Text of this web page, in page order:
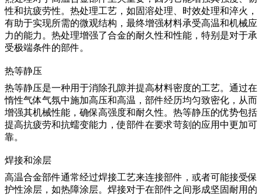
性和抗疲劳性。热处理工艺，如固溶处理、时效处理和淬火，
有助于实现所需的微观结构，最终增强材料承受高温和机械应
力的能力。 热处理增强了合金的耐久性和性能，特别是对于承
受极端条件的部件。
热等静压
热等静压是一种用于消除孔隙并提高材料密度的工艺。通过在
惰性气体气氛中施加高压和高温，部件经历均匀致密化，从而
增强其机械性能，确保高强度和耐久性。 热等静压的优势包括
提高抗疲劳和抗蠕变能力，使部件在要求苛刻的应用中更加可
靠。
焊接和涂层
高温合金部件通常经过焊接工艺来连接部件，或者可能接受保
护性涂层，如热障涂层。 焊接对于在部件之间形成坚固耐用的